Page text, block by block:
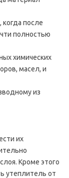
после
полностью
химических
масел, и
из
их
Кроме этого
утеплитель от